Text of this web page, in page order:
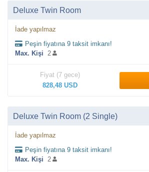
Deluxe Twin Room
İade yapılmaz
Peşin fiyatına 9 taksit imkanı!
Max. Kişi 2
Fiyat (7 gece)
828,48 USD
Deluxe Twin Room (2 Single)
İade yapılmaz
Peşin fiyatına 9 taksit imkanı!
Max. Kişi 2